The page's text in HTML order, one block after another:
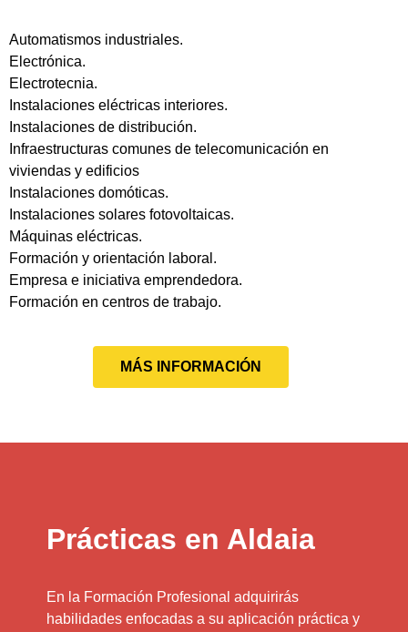
Automatismos industriales.
Electrónica.
Electrotecnia.
Instalaciones eléctricas interiores.
Instalaciones de distribución.
Infraestructuras comunes de telecomunicación en
viviendas y edificios
Instalaciones domóticas.
Instalaciones solares fotovoltaicas.
Máquinas eléctricas.
Formación y orientación laboral.
Empresa e iniciativa emprendedora.
Formación en centros de trabajo.
MÁS INFORMACIÓN
Prácticas en Aldaia
En la Formación Profesional adquirirás
habilidades enfocadas a su aplicación práctica y